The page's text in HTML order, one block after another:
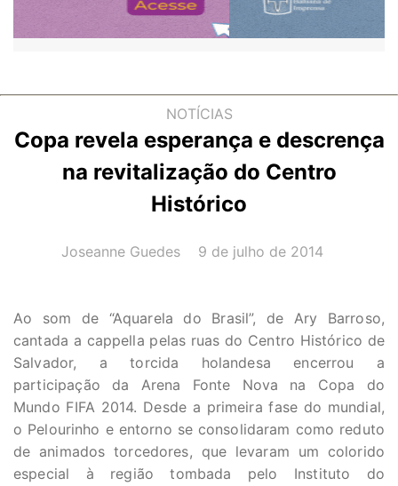
NOTÍCIAS
Copa revela esperança e descrença
na revitalização do Centro
Histórico
AUTOR(A):
Joseanne Guedes DATA:
9 de julho de 2014
Ao som de “Aquarela do Brasil”, de Ary Barroso,
cantada a cappella pelas ruas do Centro Histórico de
Salvador, a torcida holandesa encerrou a
participação da Arena Fonte Nova na Copa do
Mundo FIFA 2014. Desde a primeira fase do mundial,
o Pelourinho e entorno se consolidaram como reduto
de animados torcedores, que levaram um colorido
especial à região tombada pelo Instituto do